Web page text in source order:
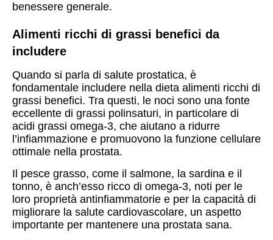
benessere generale.
Alimenti ricchi di grassi benefici da
includere
Quando si parla di salute prostatica, è
fondamentale includere nella dieta alimenti ricchi di
grassi benefici. Tra questi, le noci sono una fonte
eccellente di grassi polinsaturi, in particolare di
acidi grassi omega-3, che aiutano a ridurre
l’infiammazione e promuovono la funzione cellulare
ottimale nella prostata.
Il pesce grasso, come il salmone, la sardina e il
tonno, è anch’esso ricco di omega-3, noti per le
loro proprietà antinfiammatorie e per la capacità di
migliorare la salute cardiovascolare, un aspetto
importante per mantenere una prostata sana.